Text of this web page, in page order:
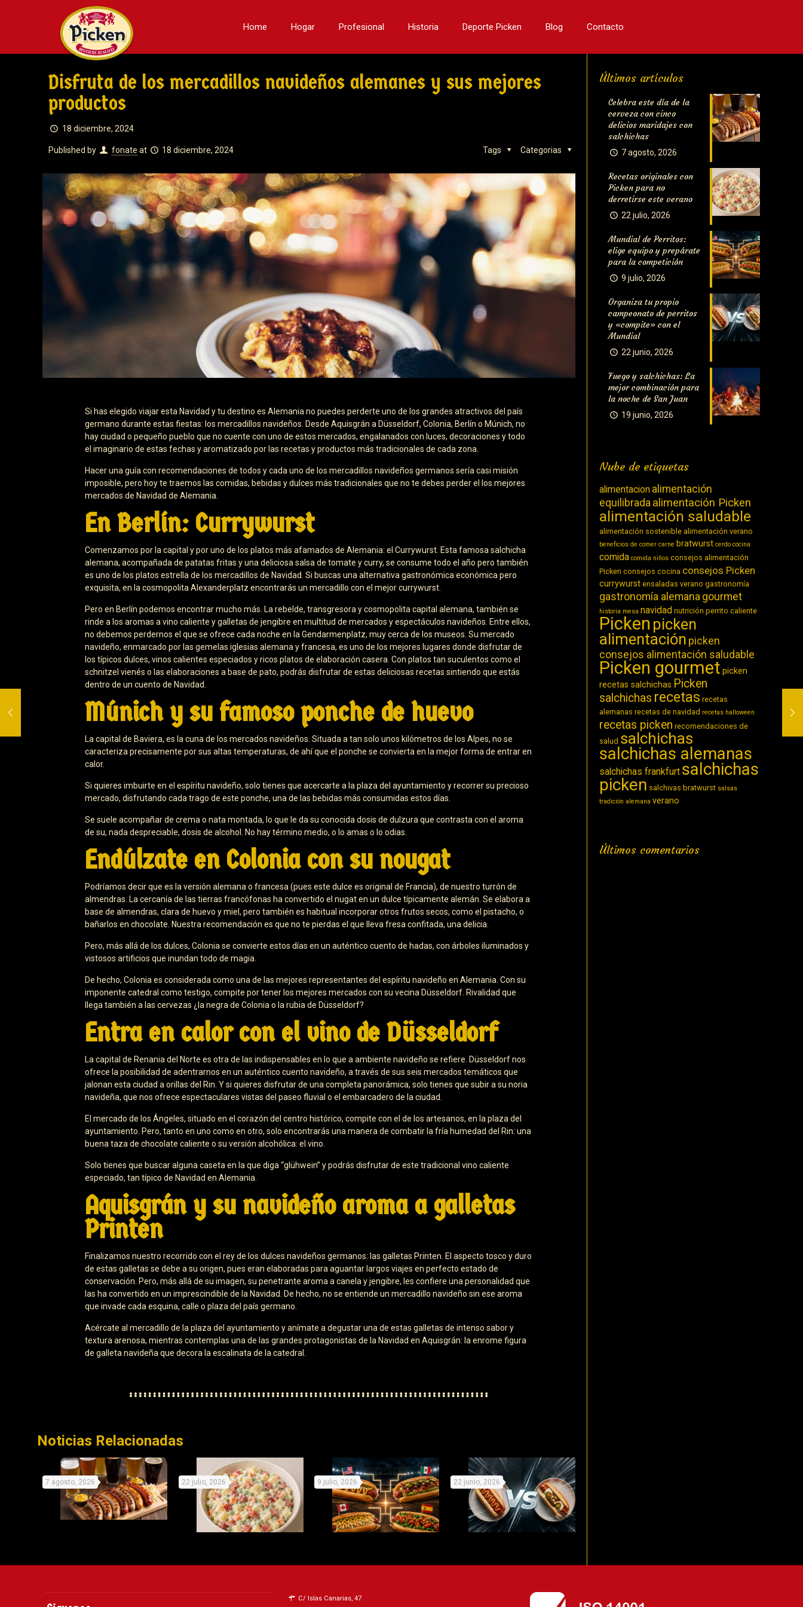
Home Hogar Profesional Historia Deporte Picken Blog Contacto
Disfruta de los mercadillos navideños alemanes y sus mejores
productos
18 diciembre, 2024
Published by fonate at 18 diciembre, 2024 Categorias
Tags
Si has elegido viajar esta Navidad y tu destino es Alemania no puedes perderte uno de los grandes atractivos del país
germano durante estas fiestas: los mercadillos navideños. Desde Aquisgrán a Düsseldorf, Colonia, Berlín o Múnich, no
hay ciudad o pequeño pueblo que no cuente con uno de estos mercados, engalanados con luces, decoraciones y todo
el imaginario de estas fechas y aromatizado por las recetas y productos más tradicionales de cada zona.
Hacer una guía con recomendaciones de todos y cada uno de los mercadillos navideños germanos sería casi misión
imposible, pero hoy te traemos las comidas, bebidas y dulces más tradicionales que no te debes perder el los mejores
mercados de Navidad de Alemania.
En Berlín: Currywurst
Comenzamos por la capital y por uno de los platos más afamados de Alemania: el Currywurst. Esta famosa salchicha
alemana, acompañada de patatas fritas y una deliciosa salsa de tomate y curry, se consume todo el año pero también
es uno de los platos estrella de los mercadillos de Navidad. Si buscas una alternativa gastronómica económica pero
exquisita, en la cosmopolita Alexanderplatz encontrarás un mercadillo con el mejor currywurst.
Pero en Berlín podemos encontrar mucho más. La rebelde, transgresora y cosmopolita capital alemana, también se
rinde a los aromas a vino caliente y galletas de jengibre en multitud de mercados y espectáculos navideños. Entre ellos,
no debemos perdernos el que se ofrece cada noche en la Gendarmenplatz, muy cerca de los museos. Su mercado
navideño, enmarcado por las gemelas iglesias alemana y francesa, es uno de los mejores lugares donde disfrutar de
los típicos dulces, vinos calientes especiados y ricos platos de elaboración casera. Con platos tan suculentos como el
schnitzel vienés o las elaboraciones a base de pato, podrás disfrutar de estas deliciosas recetas sintiendo que estás
dentro de un cuento de Navidad.
Múnich y su famoso ponche de huevo
La capital de Baviera, es la cuna de los mercados navideños. Situada a tan solo unos kilómetros de los Alpes, no se
caracteriza precisamente por sus altas temperaturas, de ahí que el ponche se convierta en la mejor forma de entrar en
calor.
Si quieres imbuirte en el espíritu navideño, solo tienes que acercarte a la plaza del ayuntamiento y recorrer su precioso
mercado, disfrutando cada trago de este ponche, una de las bebidas más consumidas estos días.
Se suele acompañar de crema o nata montada, lo que le da su conocida dosis de dulzura que contrasta con el aroma
de su, nada despreciable, dosis de alcohol. No hay término medio, o lo amas o lo odias.
Endúlzate en Colonia con su nougat
Podríamos decir que es la versión alemana o francesa (pues este dulce es original de Francia), de nuestro turrón de
almendras. La cercanía de las tierras francófonas ha convertido el nugat en un dulce típicamente alemán. Se elabora a
base de almendras, clara de huevo y miel, pero también es habitual incorporar otros frutos secos, como el pistacho, o
bañarlos en chocolate. Nuestra recomendación es que no te pierdas el que lleva fresa confitada, una delicia.
Pero, más allá de los dulces, Colonia se convierte estos días en un auténtico cuento de hadas, con árboles iluminados y
vistosos artificios que inundan todo de magia.
De hecho, Colonia es considerada como una de las mejores representantes del espíritu navideño en Alemania. Con su
imponente catedral como testigo, compite por tener los mejores mercados con su vecina Düsseldorf. Rivalidad que
llega también a las cervezas ¿la negra de Colonia o la rubia de Düsseldorf?
Entra en calor con el vino de Düsseldorf
La capital de Renania del Norte es otra de las indispensables en lo que a ambiente navideño se refiere. Düsseldorf nos
ofrece la posibilidad de adentrarnos en un auténtico cuento navideño, a través de sus seis mercados temáticos que
jalonan esta ciudad a orillas del Rin. Y si quieres disfrutar de una completa panorámica, solo tienes que subir a su noria
navideña, que nos ofrece espectaculares vistas del paseo fluvial o el embarcadero de la ciudad.
El mercado de los Ángeles, situado en el corazón del centro histórico, compite con el de los artesanos, en la plaza del
ayuntamiento. Pero, tanto en uno como en otro, solo encontrarás una manera de combatir la fría humedad del Rin: una
buena taza de chocolate caliente o su versión alcohólica: el vino.
Solo tienes que buscar alguna caseta en la que diga “glühwein” y podrás disfrutar de este tradicional vino caliente
especiado, tan típico de Navidad en Alemania.
Aquisgrán y su navideño aroma a galletas
Printen
Finalizamos nuestro recorrido con el rey de los dulces navideños germanos: las galletas Printen. El aspecto tosco y duro
de estas galletas se debe a su origen, pues eran elaboradas para aguantar largos viajes en perfecto estado de
conservación. Pero, más allá de su imagen, su penetrante aroma a canela y jengibre, les confiere una personalidad que
las ha convertido en un imprescindible de la Navidad. De hecho, no se entiende un mercadillo navideño sin ese aroma
que invade cada esquina, calle o plaza del país germano.
Acércate al mercadillo de la plaza del ayuntamiento y anímate a degustar una de estas galletas de intenso sabor y
textura arenosa, mientras contemplas una de las grandes protagonistas de la Navidad en Aquisgrán: la enrome figura
de galleta navideña que decora la escalinata de la catedral.
Noticias Relacionadas
7 agosto, 2026 22 julio, 2026 9 julio, 2026 22 junio, 2026
Últimos artículos
Celebra este día de la
cerveza con cinco
delicios maridajes con
salchichas
7 agosto, 2026
Recetas originales con
Picken para no
derretirse este verano
22 julio, 2026
Mundial de Perritos:
elige equipo y prepárate
para la competición
9 julio, 2026
Organiza tu propio
campeonato de perritos
y «compite» con el
Mundial
22 junio, 2026
Fuego y salchichas: La
mejor combinación para
la noche de San Juan
19 junio, 2026
Nube de etiquetas
alimentacion alimentación
equilibrada alimentación Picken
alimentación saludable
alimentación sostenible alimentación verano
beneficios de comer carne bratwurst cerdo cocina
comida comida niños consejos alimentación
Picken consejos cocina consejos Picken
currywurst ensaladas verano gastronomía
gastronomía alemana gourmet
historia mesa navidad nutrición perrito caliente
Picken picken
alimentación picken
consejos alimentación saludable
Picken gourmet picken
recetas salchichas Picken
salchichas recetas recetas
alemanas recetas de navidad recetas halloween
recetas picken recomendaciones de
salud salchichas
salchichas alemanas
salchichas frankfurt salchichas
picken salchivas bratwurst salsas
tradición alemana verano
Últimos comentarios
C/ Islas Canarias, 47.